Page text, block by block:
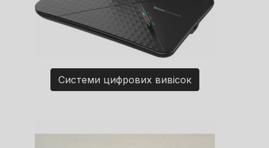
Системи цифрових вивісок